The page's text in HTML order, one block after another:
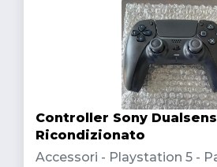
Controller Sony
Ricondizionato
Accessori - Playstation 5 -